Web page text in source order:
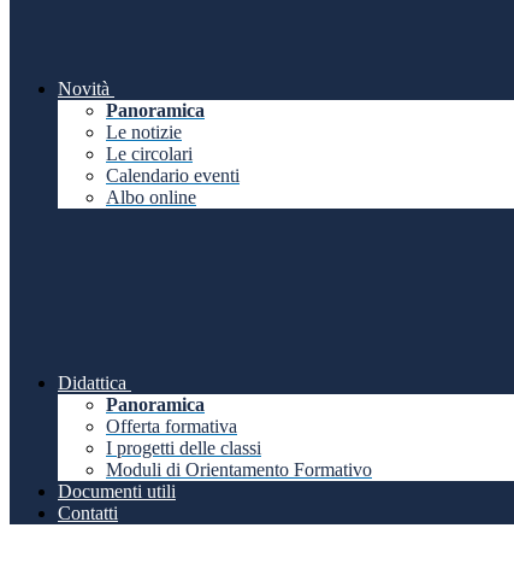
Novità
Panoramica
Le notizie
Le circolari
Calendario eventi
Albo online
Didattica
Panoramica
Offerta formativa
I progetti delle classi
Moduli di Orientamento Formativo
Documenti utili
Contatti